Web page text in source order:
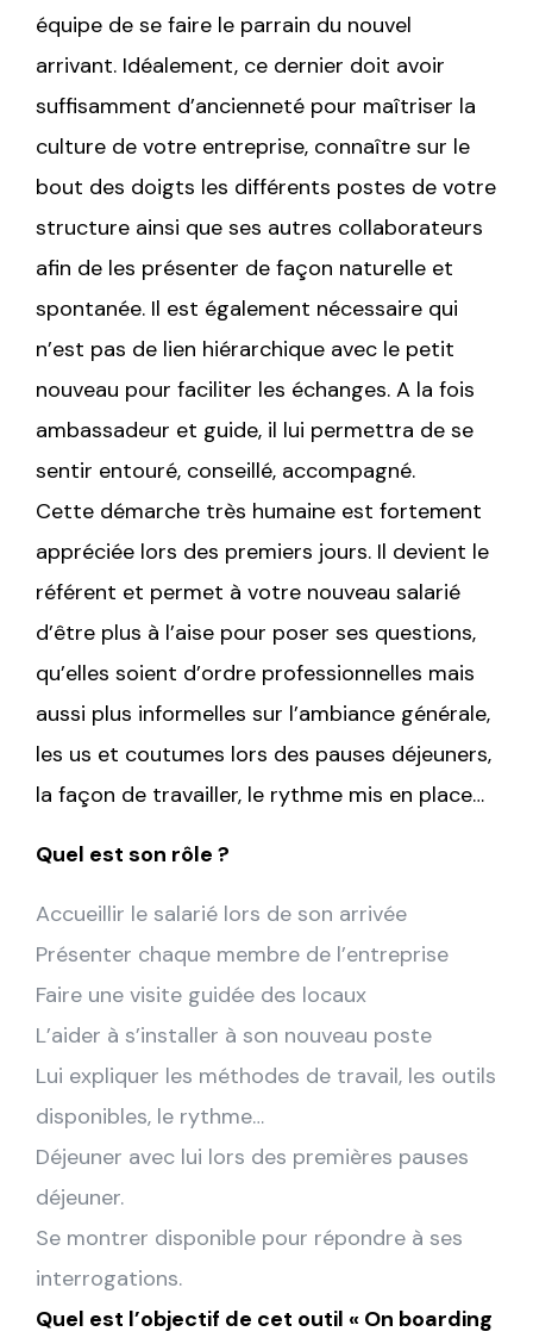
équipe de se faire le parrain du nouvel
arrivant. Idéalement, ce dernier doit avoir
suffisamment d’ancienneté pour maîtriser la
culture de votre entreprise, connaître sur le
bout des doigts les différents postes de votre
structure ainsi que ses autres collaborateurs
afin de les présenter de façon naturelle et
spontanée. Il est également nécessaire qui
n’est pas de lien hiérarchique avec le petit
nouveau pour faciliter les échanges. A la fois
ambassadeur et guide, il lui permettra de se
sentir entouré, conseillé, accompagné.
Cette démarche très humaine est fortement
appréciée lors des premiers jours. Il devient le
référent et permet à votre nouveau salarié
d’être plus à l’aise pour poser ses questions,
qu’elles soient d’ordre professionnelles mais
aussi plus informelles sur l’ambiance générale,
les us et coutumes lors des pauses déjeuners,
la façon de travailler, le rythme mis en place…
Quel est son rôle ?
Accueillir le salarié lors de son arrivée
Présenter chaque membre de l’entreprise
Faire une visite guidée des locaux
L’aider à s’installer à son nouveau poste
Lui expliquer les méthodes de travail, les outils
disponibles, le rythme…
Déjeuner avec lui lors des premières pauses
déjeuner.
Se montrer disponible pour répondre à ses
interrogations.
Quel est l’objectif de cet outil « On boarding